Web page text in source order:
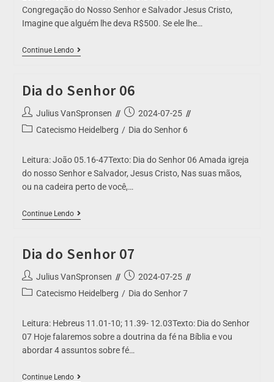
Congregação do Nosso Senhor e Salvador Jesus Cristo,
Imagine que alguém lhe deva R$500. Se ele lhe…
Continue Lendo
Dia do Senhor 06
Julius VanSpronsen
2024-07-25
Catecismo Heidelberg / Dia do Senhor 6
Leitura: João 05.16-47Texto: Dia do Senhor 06 Amada igreja
do nosso Senhor e Salvador, Jesus Cristo, Nas suas mãos,
ou na cadeira perto de você,…
Continue Lendo
Dia do Senhor 07
Julius VanSpronsen
2024-07-25
Catecismo Heidelberg / Dia do Senhor 7
Leitura: Hebreus 11.01-10; 11.39- 12.03Texto: Dia do Senhor
07 Hoje falaremos sobre a doutrina da fé na Bíblia e vou
abordar 4 assuntos sobre fé…
Continue Lendo